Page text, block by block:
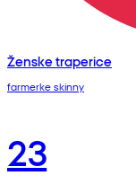
Ženske traperice
farmerke skinny
23